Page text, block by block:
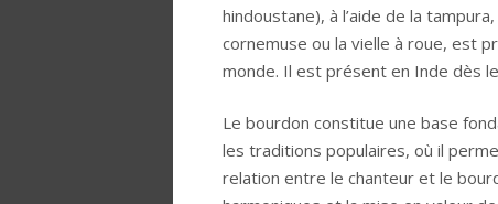
hindoustane), à l’aide de la
cornemuse ou la vielle à roue, est
monde. Il est présent en Inde dès
Le bourdon constitue une base
les traditions populaires, où il
relation entre le chanteur et le